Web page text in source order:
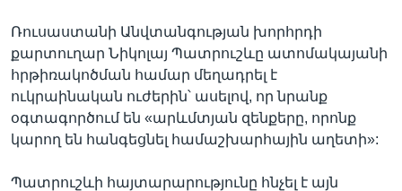
Ռուսաստանի Անվտանգության խորհրդի
քարտուղար Նիկոլայ Պատրուշևը ատոմակայանի
հրթիռակոծման համար մեղադրել է
ուկրաինական ուժերին՝ ասելով, որ նրանք
օգտագործում են «արևմտյան զենքերը, որոնք
կարող են հանգեցնել համաշխարհային աղետի»:
Պատրուշևի հայտարարությունը հնչել է այն